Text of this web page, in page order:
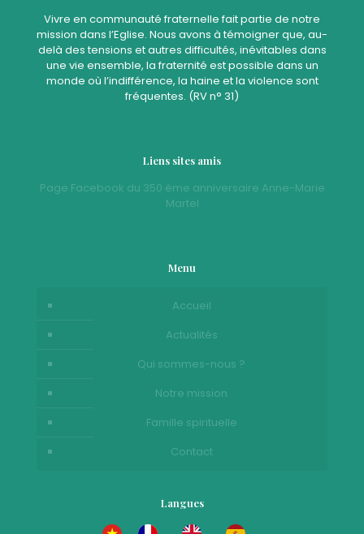
Vivre en communauté fraternelle fait partie de notre
mission dans l’Eglise. Nous avons à témoigner que, au-
delà des tensions et autres difficultés, inévitables dans
une vie ensemble, la fraternité est possible dans un
monde où l’indifférence, la haine et la violence sont
fréquentes. (RV n° 31)
Liens sites amis
Page Facebook du 350 ème anniversaire Anne-Marie
Martel
Menu
Accueil
Actualités
Qui sommes-nous ?
Notre mission
Famille spirituelle
Contact
Langues